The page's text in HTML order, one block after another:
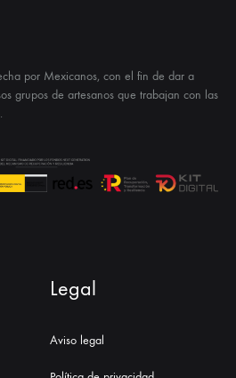
por Mexicanos, con el fin de dar a
grupos de artesanos que trabajan con las
Legal
Aviso legal